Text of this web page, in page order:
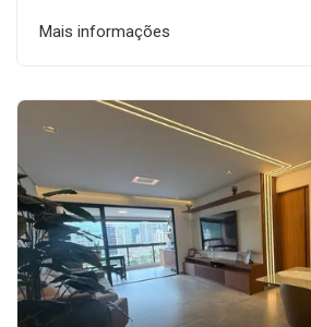
Mais informações